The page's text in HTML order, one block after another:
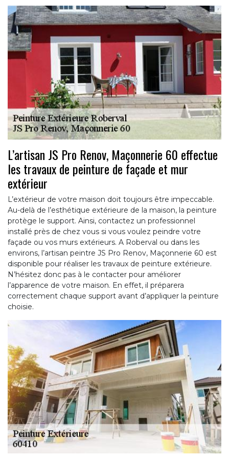
L’artisan JS Pro Renov, Maçonnerie 60 effectue
les travaux de peinture de façade et mur
extérieur
L’extérieur de votre maison doit toujours être impeccable.
Au-delà de l’esthétique extérieure de la maison, la peinture
protège le support. Ainsi, contactez un professionnel
installé près de chez vous si vous voulez peindre votre
façade ou vos murs extérieurs. A Roberval ou dans les
environs, l’artisan peintre JS Pro Renov, Maçonnerie 60 est
disponible pour réaliser les travaux de peinture extérieure.
N’hésitez donc pas à le contacter pour améliorer
l’apparence de votre maison. En effet, il préparera
correctement chaque support avant d’appliquer la peinture
choisie.